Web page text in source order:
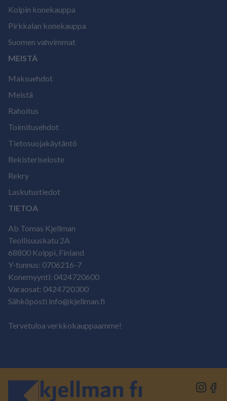
Kolpin konekauppa
Pirkkalan konekauppa
Suomen vahvimmat
MEISTÄ
Maksuehdot
Meistä
Rahoitus
Toimitusehdot
Tietosuojakäytäntö
Rekisteriseloste
Rekry
Laskutustiedot
TIETOA
Ab Tomas Kjellman
Teollisuuskatu 2A
68800 Kolppi, Finland
Y-tunnus: 0706216-7
Konemyynti: 0424720600
Varaosat: 0424720300
Sähköposti info@kjellman.fi
Tervetuloa verkkokauppaamme!